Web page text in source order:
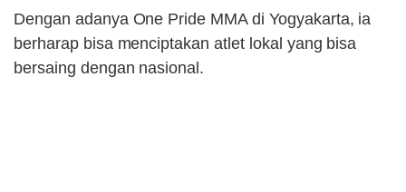
Dengan adanya One Pride MMA di Yogyakarta, ia
berharap bisa menciptakan atlet lokal yang bisa
bersaing dengan nasional.